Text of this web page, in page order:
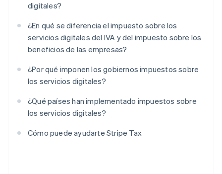
digitales?
¿En qué se diferencia el impuesto sobre los
servicios digitales del IVA y del impuesto sobre los
beneficios de las empresas?
¿Por qué imponen los gobiernos impuestos sobre
los servicios digitales?
¿Qué países han implementado impuestos sobre
los servicios digitales?
Cómo puede ayudarte Stripe Tax